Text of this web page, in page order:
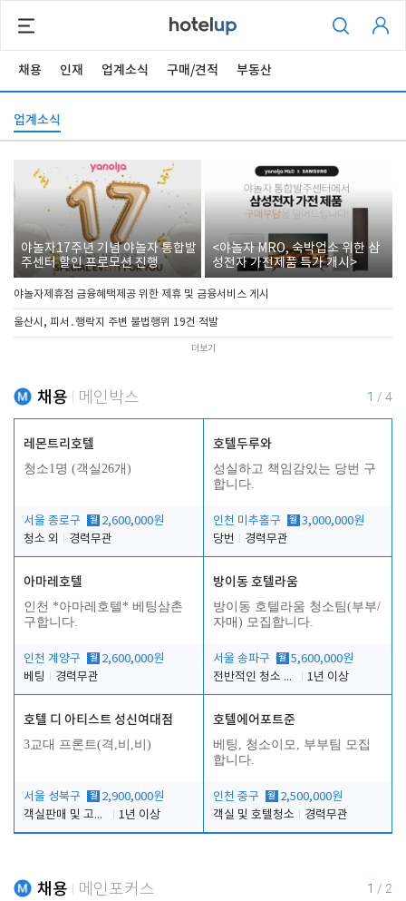
채용 인재 업계소식 구매/견적 부동산
업계소식
야놀자17주년 기념 야놀자 통합발
주센터 할인 프로모션 진행
<야놀자 MRO, 숙박업소 위한 삼
성전자 가전제품 특가 개시>
야놀자제휴점 금융혜택제공 위한 제휴 및 금융서비스 게시
울산시, 피서․행락지 주변 불법행위 19건 적발
더보기
채용 메인박스 1 / 4
레몬트리호텔
청소1명 (객실26개)
서울 종로구 월 2,600,000원
청소 외
경력무관
호텔두루와
성실하고 책임감있는 당번 구
합니다.
인천 미추홀구 월 3,000,000원
당번
경력무관
아마레호텔
인천 *아마레호텔* 베팅삼촌
구합니다.
인천 계양구 월 2,600,000원
베팅
경력무관
방이동 호텔라움
방이동 호텔라움 청소팀(부부/
자매) 모집합니다.
서울 송파구 월 5,600,000원
전반적인 청소 업무(객실청소.객실정리)
1년 이상
호텔 디 아티스트 성신여대점
3교대 프론트(격,비,비)
서울 성북구 월 2,900,000원
객실판매 및 고객응대
1년 이상
호텔에어포트준
베팅, 청소이모, 부부팀 모집
합니다.
인천 중구 월 2,500,000원
객실 및 호텔청소
경력무관
채용 메인포커스 1 / 2